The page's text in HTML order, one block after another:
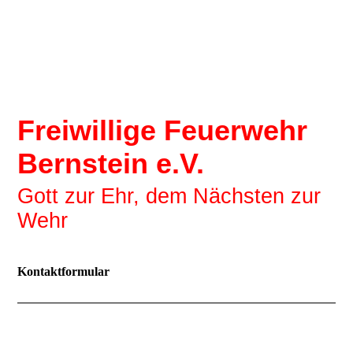
Freiwillige Feuerwehr
Bernstein e.V.
Gott zur Ehr, dem Nächsten zur
Wehr
Kontaktformular